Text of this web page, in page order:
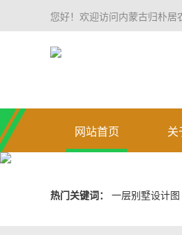
您好！欢迎访问内蒙古归朴居
网站首页 关
热门关键词： 一层别墅设计图